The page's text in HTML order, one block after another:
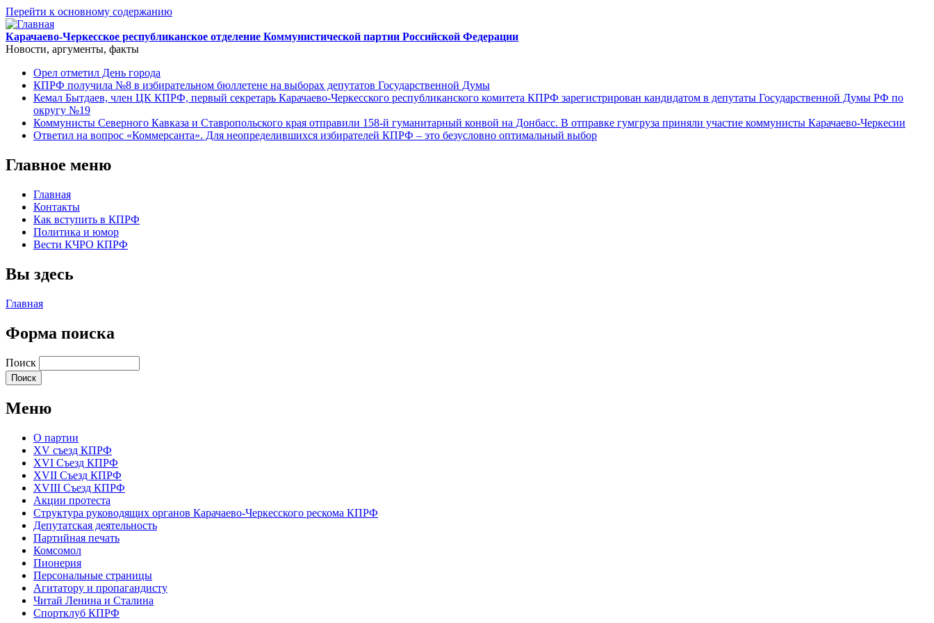
Перейти к основному содержанию
Карачаево-Черкесское республиканское отделение Коммунистической партии Российской Федерации
Новости, аргументы, факты
Орел отметил День города
КПРФ получила №8 в избирательном бюллетене на выборах депутатов Государственной Думы
Кемал Бытдаев, член ЦК КПРФ, первый секретарь Карачаево-Черкесского республиканского комитета КПРФ зарегистрирован кандидатом в депутаты Государственной Думы РФ по
округу №19
Коммунисты Северного Кавказа и Ставропольского края отправили 158-й гуманитарный конвой на Донбасс. В отправке гумгруза приняли участие коммунисты Карачаево-Черкесии
Ответил на вопрос «Коммерсанта». Для неопределившихся избирателей КПРФ – это безусловно оптимальный выбор
Главное меню
Главная
Контакты
Как вступить в КПРФ
Политика и юмор
Вести КЧРО КПРФ
Вы здесь
Главная
Форма поиска
Поиск
Меню
О партии
XV съезд КПРФ
XVI Съезд КПРФ
XVII Cъезд КПРФ
XVIII Cъезд КПРФ
Акции протеста
Структура руководящих органов Карачаево-Черкесского рескома КПРФ
Депутатская деятельность
Партийная печать
Комсомол
Пионерия
Персональные страницы
Агитатору и пропагандисту
Читай Ленина и Сталина
Спортклуб КПРФ